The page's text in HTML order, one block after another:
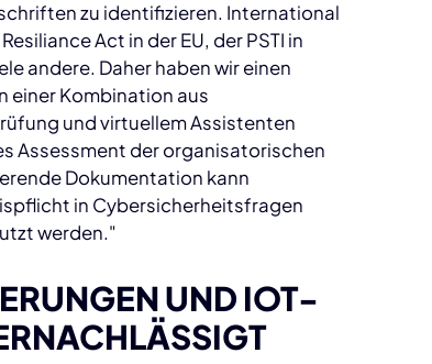
zu identifizieren. International
Act in der EU, der PSTI in
andere. Daher haben wir einen
einer Kombination aus
und virtuellem Assistenten
Assessment der organisatorischen
Dokumentation kann
in Cybersicherheitsfragen
werden."
UND IOT-